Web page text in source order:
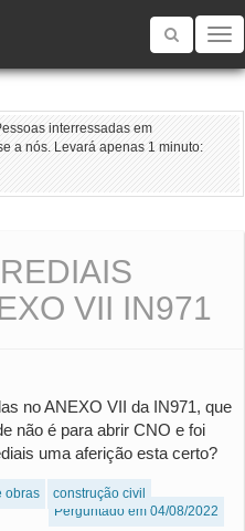
Toggle
interressadas em
a nós. Levará apenas 1 minuto:
VII IN971
no ANEXO VII da IN971, que
não é para abrir CNO e foi
uma aferição esta certo?
obras
construção civil
Perguntado em 04/08/2022